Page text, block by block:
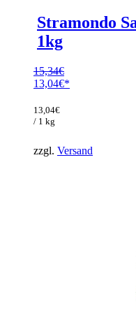
Stramondo
1kg
15,34€
Ursprünglicher
war:
15,34€
13,04€
Preis
ist:
13,04€
/ 1 kg
zzgl. Versand